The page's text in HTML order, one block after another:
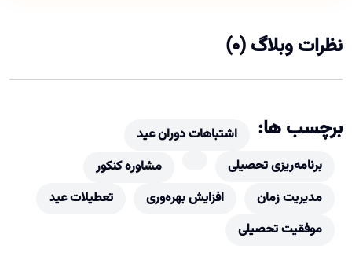
نظرات وبلاگ (0)
برچسب ها:
اشتباهات دوران عید
برنامه‌ریزی تحصیلی
مشاوره کنکور
مدیریت زمان
افزایش بهره‌وری
تعطیلات عید
موفقیت تحصیلی